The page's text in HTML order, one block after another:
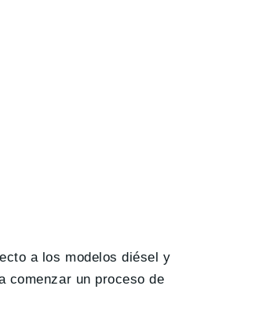
a los modelos diésel y
comenzar un proceso de